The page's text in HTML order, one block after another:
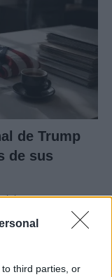
third parties, or
de Trump
de sus
en…